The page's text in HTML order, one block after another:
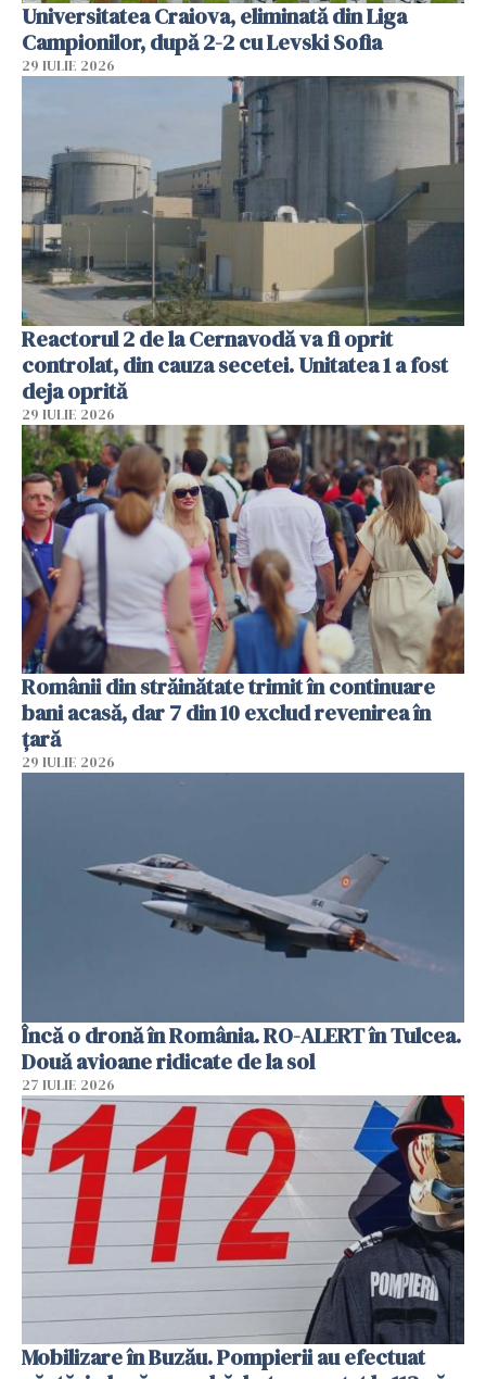
Universitatea Craiova, eliminată din Liga
Campionilor, după 2-2 cu Levski Sofia
29 IULIE 2026
Reactorul 2 de la Cernavodă va fi oprit
controlat, din cauza secetei. Unitatea 1 a fost
deja oprită
29 IULIE 2026
Românii din străinătate trimit în continuare
bani acasă, dar 7 din 10 exclud revenirea în
țară
29 IULIE 2026
Încă o dronă în România. RO-ALERT în Tulcea.
Două avioane ridicate de la sol
27 IULIE 2026
Mobilizare în Buzău. Pompierii au efectuat